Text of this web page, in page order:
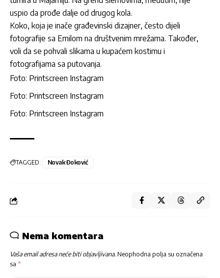
uspio da prođe dalje od drugog kola.
Koko, koja je inače građevinski dizajner, često dijeli
fotografije sa Emilom na društvenim mrežama. Također,
voli da se pohvali slikama u kupaćem kostimu i
fotografijama sa putovanja.
Foto: Printscreen Instagram
Foto: Printscreen Instagram
Foto: Printscreen Instagram
TAGGED: Novak Đoković
Nema komentara
Vaša email adresa neće biti objavljivana. Neophodna polja su označena
sa *